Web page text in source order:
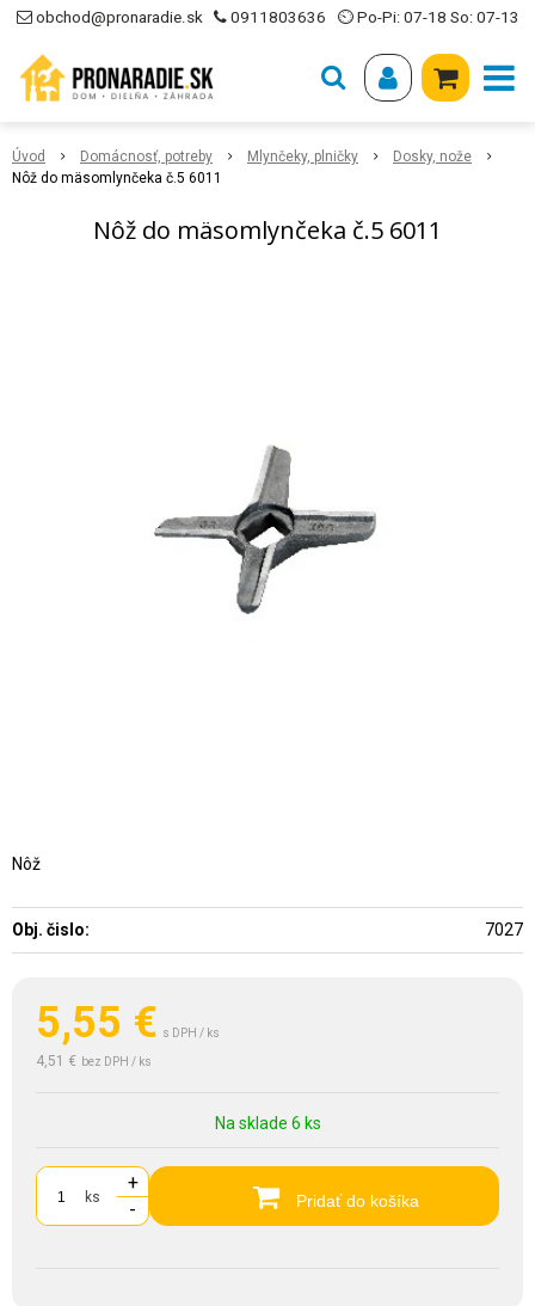
obchod@pronaradie.sk 0911803636 ⏲ Po-Pi: 07-18 So: 07-13
Úvod Domácnosť, potreby Mlynčeky, plničky
Dosky, nože
Nôž do mäsomlynčeka č.5 6011
Nôž do mäsomlynčeka č.5 6011
5,55 € s DPH / ks
4,51 € bez DPH / ks
Na sklade 6 ks
ks
+
-
Pridať do košíka
Nôž
Obj. čislo: 7027